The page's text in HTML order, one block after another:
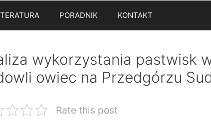
PORADNIK KONTAKT
wykorzystania pastwisk
owiec na Przedgórzu
Rate this post